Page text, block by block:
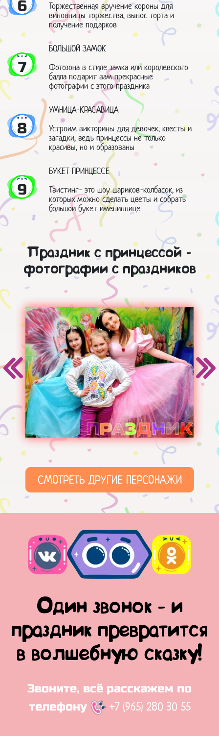
6
Торжественная вручение короны для
виновницы торжества, вынос торта и
получение подарков
7
БОЛЬШОЙ ЗАМОК
Фотозона в стиле замка или королевского
балла подарит вам прекрасные
фотографии с этого праздника
8
УМНИЦА-КРАСАВИЦА
Устроим викторины для девочек, квесты и
загадки, ведь принцессы не только
красивы, но и образованы
9
БУКЕТ ПРИНЦЕССЕ
Твистинг- это шоу шариков-колбасок, из
которых можно сделать цветы и собрать
большой букет имениннице
Праздник с принцессой -
фотографии с праздников
СМОТРЕТЬ ДРУГИЕ ПЕРСОНАЖИ
Один звонок - и
праздник превратится
в волшебную сказку!
Звоните, всё расскажем по
телефону
+7 (965) 280 30 55